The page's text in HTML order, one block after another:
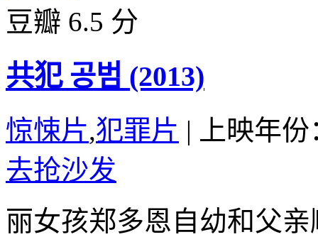
豆瓣 6.5 分
共犯 공범 (2013)
惊悚片,犯罪片 |
上映年
去抢沙发
丽女孩郑多恩自幼和父